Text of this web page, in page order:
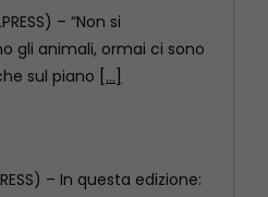
Usa dichiara Fauci
[...]
(AGRIGENTO)